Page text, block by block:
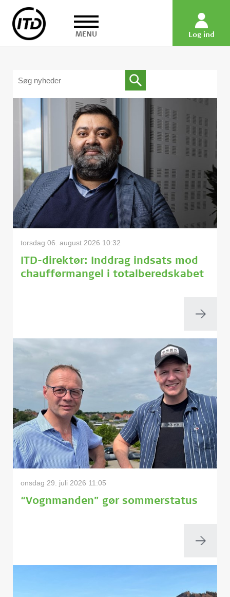
MENU Log ind
torsdag 06. august 2026 10:32
ITD-direktør: Inddrag indsats mod
chaufførmangel i totalberedskabet
onsdag 29. juli 2026 11:05
“Vognmanden” gør sommerstatus